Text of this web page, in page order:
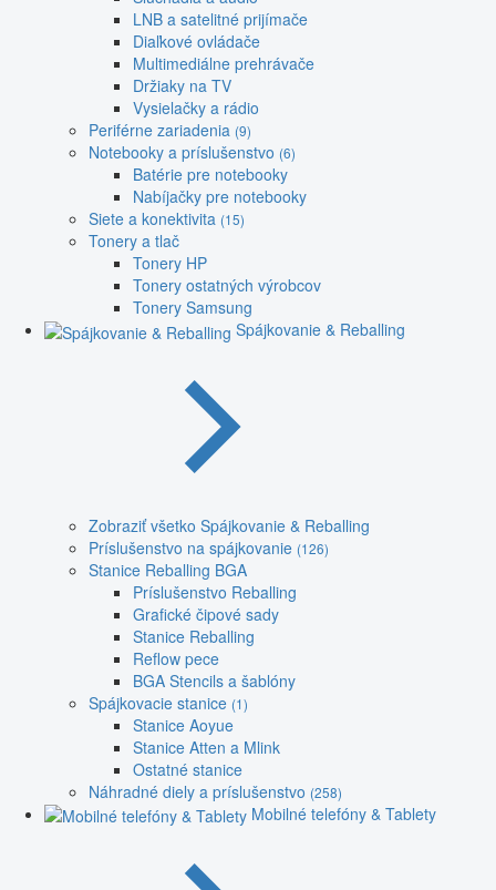
LNB a satelitné prijímače
Diaľkové ovládače
Multimediálne prehrávače
Držiaky na TV
Vysielačky a rádio
Periférne zariadenia (9)
Notebooky a príslušenstvo (6)
Batérie pre notebooky
Nabíjačky pre notebooky
Siete a konektivita (15)
Tonery a tlač
Tonery HP
Tonery ostatných výrobcov
Tonery Samsung
Spájkovanie & Reballing
Zobraziť všetko Spájkovanie & Reballing
Príslušenstvo na spájkovanie (126)
Stanice Reballing BGA
Príslušenstvo Reballing
Grafické čipové sady
Stanice Reballing
Reflow pece
BGA Stencils a šablóny
Spájkovacie stanice (1)
Stanice Aoyue
Stanice Atten a Mlink
Ostatné stanice
Náhradné diely a príslušenstvo (258)
Mobilné telefóny & Tablety